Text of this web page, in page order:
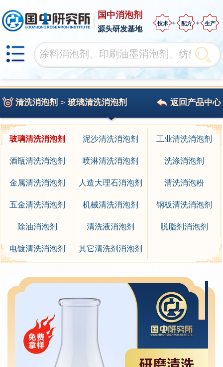
国中消泡剂
源头研发基地
技术 配方 生产
清洗消泡剂 > 玻璃清洗消泡剂 返回产品中心
玻璃清洗消泡剂 泥沙清洗消泡剂 工业清洗消泡剂
酒瓶清洗消泡剂 喷淋清洗消泡剂 洗涤消泡剂
金属清洗消泡剂 人造大理石消泡剂 清洗消泡粉
五金清洗消泡剂 机械清洗消泡剂 钢板清洗消泡剂
除油消泡剂 清洗液消泡剂 脱脂剂消泡剂
电镀清洗消泡剂 其它清洗剂消泡剂